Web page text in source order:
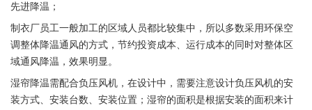
先进降温；
制衣厂员工一般加工的区域人员都比较集中，所以多数采用环保空
调整体降温通风的方式，节约投资成本、运行成本的同时对整体区
域通风降温，效果明显。
湿帘降温需配合负压风机，在设计中，需要注意设计负压风机的安
装方式、安装台数、安装位置；湿帘的面积是根据安装的面积来计